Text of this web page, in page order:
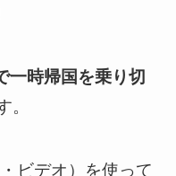
一時帰国を乗り切
。
ビデオ）を使って